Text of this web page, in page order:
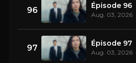
96 Épisode 96
Aug. 03, 2026
97 Épisode 97
Aug. 03, 2026